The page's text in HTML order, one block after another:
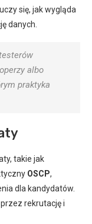
się, jak wygląda
danych.
albo
praktyka
takie jak
OSCP,
dla kandydatów.
rekrutację i